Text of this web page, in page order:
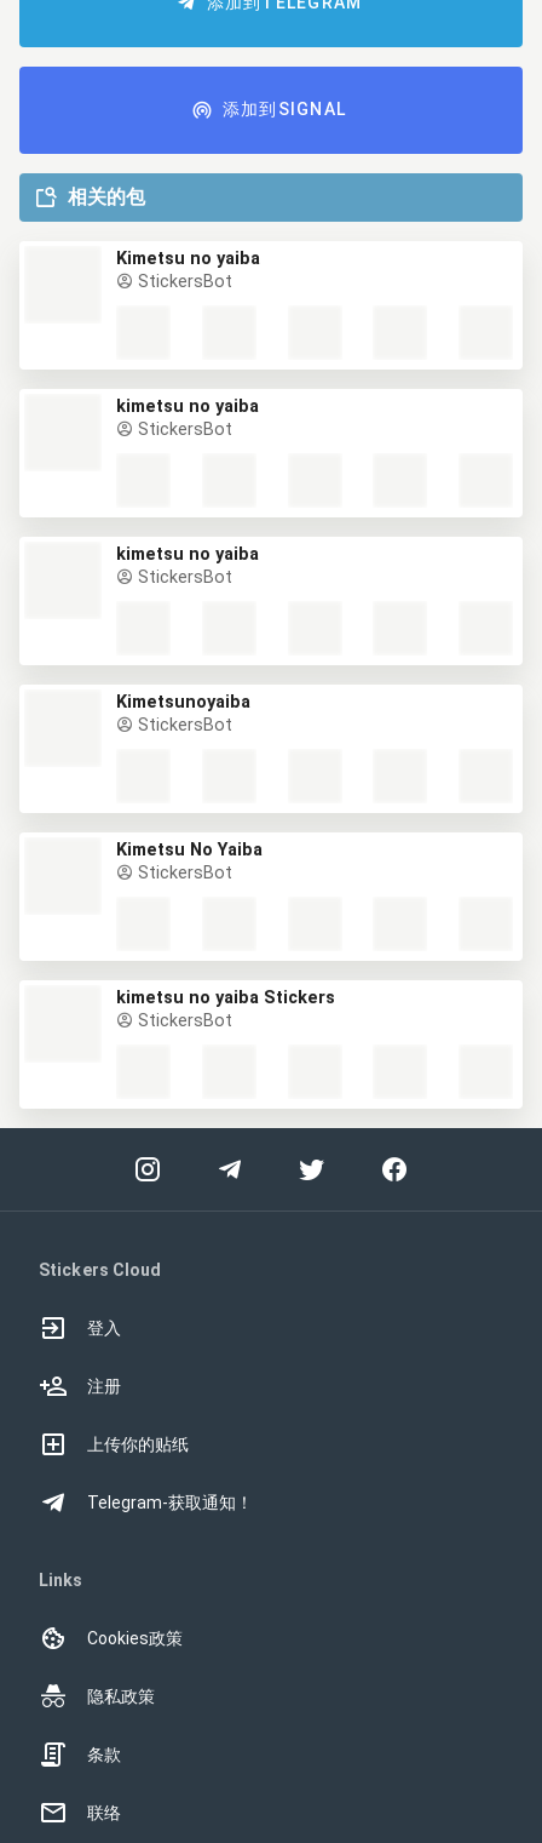
添加到SIGNAL
相关的包
Kimetsu no yaiba
StickersBot
kimetsu no yaiba
StickersBot
kimetsu no yaiba
StickersBot
Kimetsunoyaiba
StickersBot
Kimetsu No Yaiba
StickersBot
kimetsu no yaiba Stickers
StickersBot
Stickers Cloud
登入
注册
上传你的贴纸
Telegram-获取通知！
Links
Cookies政策
隐私政策
条款
联络